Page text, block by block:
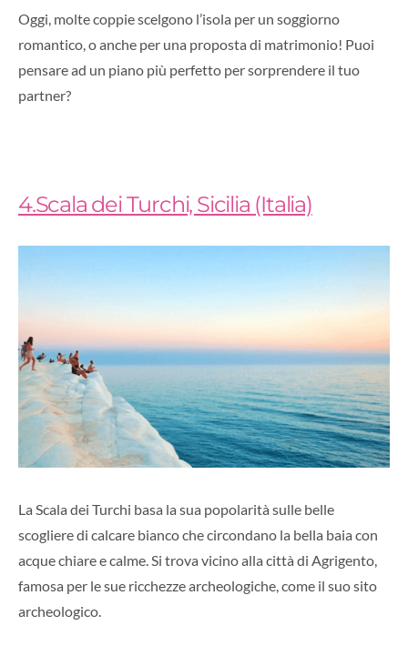
Oggi, molte coppie scelgono l’isola per un soggiorno
romantico, o anche per una proposta di matrimonio! Puoi
pensare ad un piano più perfetto per sorprendere il tuo
partner?
4.Scala dei Turchi, Sicilia (Italia)
La Scala dei Turchi basa la sua popolarità sulle belle
scogliere di calcare bianco che circondano la bella baia con
acque chiare e calme. Si trova vicino alla città di Agrigento,
famosa per le sue ricchezze archeologiche, come il suo sito
archeologico.